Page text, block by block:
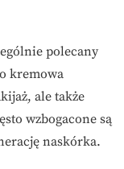
polecany
kremowa
ale także
wzbogacone są
naskórka.